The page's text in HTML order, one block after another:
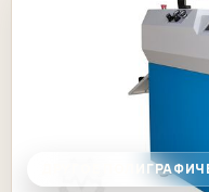
ДРУГОЕ